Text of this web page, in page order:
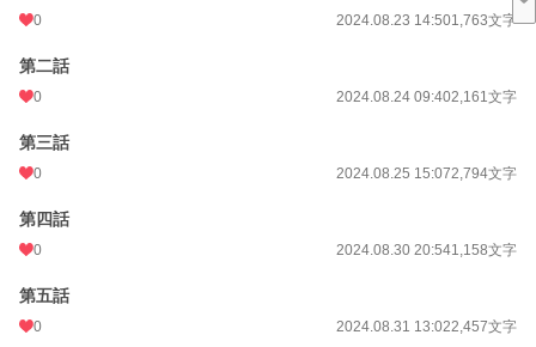
文字数
更新日時
初回公開日時
初回完結日時
累計ポイント
0 2024.08.23 14:501,763文字
第二話
0 2024.08.24 09:402,161文字
第三話
0 2024.08.25 15:072,794文字
第四話
0 2024.08.30 20:541,158文字
第五話
0 2024.08.31 13:022,457文字